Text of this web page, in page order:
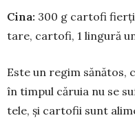
Cina: 300 g cartofi
tare, cartofi, 1 lin­­gu­ră
Este un regim sănătos,
în timpul căruia nu se
tele, și cartofii sunt